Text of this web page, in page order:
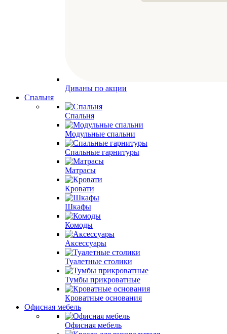
Диваны по акции
Спальня
Спальня
Модульные спальни
Спальные гарнитуры
Матрасы
Кровати
Шкафы
Комоды
Аксессуары
Туалетные столики
Тумбы прикроватные
Кроватные основания
Офисная мебель
Офисная мебель